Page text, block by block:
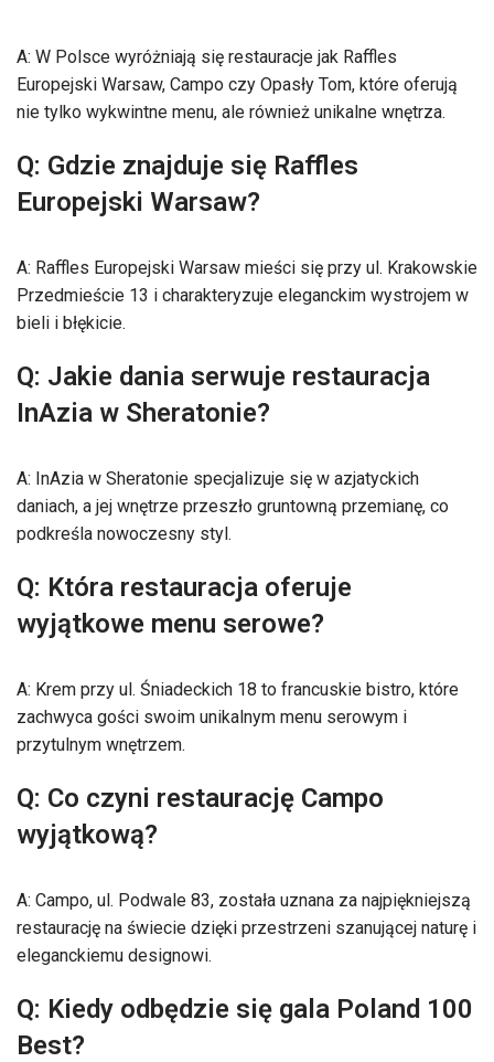
A: W Polsce wyróżniają się restauracje jak Raffles
Europejski Warsaw, Campo czy Opasły Tom, które oferują
nie tylko wykwintne menu, ale również unikalne wnętrza.
Q: Gdzie znajduje się Raffles
Europejski Warsaw?
A: Raffles Europejski Warsaw mieści się przy ul. Krakowskie
Przedmieście 13 i charakteryzuje eleganckim wystrojem w
bieli i błękicie.
Q: Jakie dania serwuje restauracja
InAzia w Sheratonie?
A: InAzia w Sheratonie specjalizuje się w azjatyckich
daniach, a jej wnętrze przeszło gruntowną przemianę, co
podkreśla nowoczesny styl.
Q: Która restauracja oferuje
wyjątkowe menu serowe?
A: Krem przy ul. Śniadeckich 18 to francuskie bistro, które
zachwyca gości swoim unikalnym menu serowym i
przytulnym wnętrzem.
Q: Co czyni restaurację Campo
wyjątkową?
A: Campo, ul. Podwale 83, została uznana za najpiękniejszą
restaurację na świecie dzięki przestrzeni szanującej naturę i
eleganckiemu designowi.
Q: Kiedy odbędzie się gala Poland 100
Best?